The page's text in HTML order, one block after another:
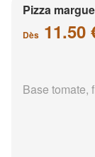
Pizza
Dès 11.50
Base tomate,